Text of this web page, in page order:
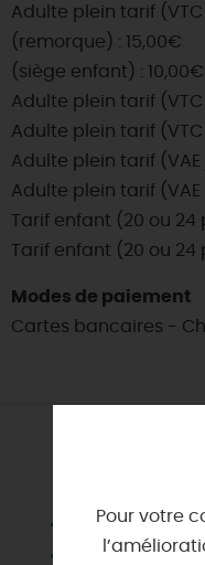
Adulte plein tarif
(remorque) : 15,00€
(siège enfant) : 10,00€
Adulte plein tarif
Adulte plein tarif
Adulte plein tarif
Adulte plein tarif
Tarif enfant (20 ou 24
Tarif enfant (20 ou
Modes de paiement
Cartes bancaires -
Accueil de
Aire de
Pour votre